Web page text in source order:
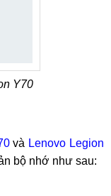
Y70
và Lenovo Legion
bộ nhớ như sau: